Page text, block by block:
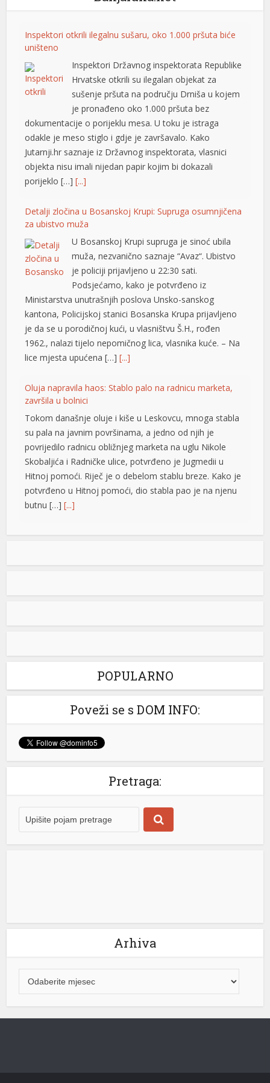
Detalji zločina u Bosanskoj Krupi: Supruga osumnjičena
U Bosanskoj Krupi supruga je sinoć ubila
muža, nezvanično saznaje “Avaz“. Ubistvo
je policiji prijavljeno u 22:30 sati.
Podsjećamo, kako je potvrđeno iz
Ministarstva unutrašnjih poslova Unsko-sanskog
kantona, Policijskoj stanici Bosanska Krupa prijavljeno
je da se u porodičnoj kući, u vlasništvu Š.H., rođen
1962., nalazi tijelo nepomičnog lica, vlasnika kuće. – Na
lice mjesta upućena […]
Oluja napravila haos: Stablo palo na radnicu marketa,
Tokom današnje oluje i kiše u Leskovcu, mnoga stabla
su pala na javnim površinama, a jedno od njih je
povrijedilo radnicu obližnjeg marketa na uglu Nikole
Skobaljića i Radničke ulice, potvrđeno je Jugmedii u
Hitnoj pomoći. Riječ je o debelom stablu breze. Kako je
potvrđeno u Hitnoj pomoći, dio stabla pao je na njenu
butnu […] [...]
Snimak s Kraljičine plaže u Ninu izazvao je
brojne reakcije nakon što je zabilježeno
kako osoba na džet skiju prilazi
protivpožarnim avionima koji su uzimali
vodu za gašenje požara. Poznati hrvatski preduzetnik
Davorin Stetner objavio je snimak na društvenim
mrežama uz tvrdnju da je ponašanje osobe na džet
skiju bilo izuzetno opasno, navodeći da je […]
POPULARNO
Poveži se s DOM INFO:
Pretraga:
Arhiva